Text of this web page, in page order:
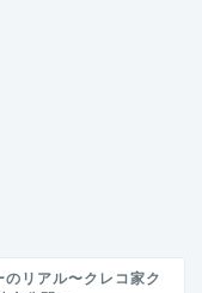
のリアル〜クレコ家ク